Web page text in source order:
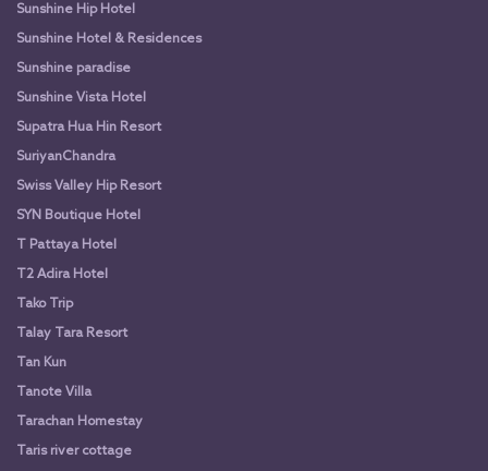
Sunshine Hip Hotel
Sunshine Hotel & Residences
Sunshine paradise
Sunshine Vista Hotel
Supatra Hua Hin Resort
SuriyanChandra
Swiss Valley Hip Resort
SYN Boutique Hotel
T Pattaya Hotel
T2 Adira Hotel
Tako Trip
Talay Tara Resort
Tan Kun
Tanote Villa
Tarachan Homestay
Taris river cottage